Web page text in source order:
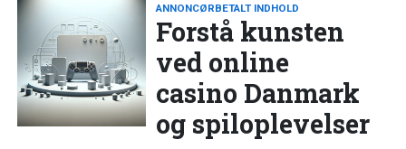
ANNONCØRBETALT INDHOLD
Forstå kunsten
ved online
casino Danmark
og spiloplevelser